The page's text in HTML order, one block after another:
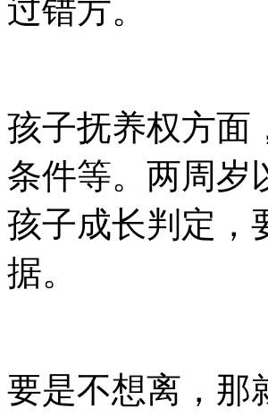
过错方。
孩子抚养权方面
条件等。两周岁
孩子成长判定，
据。
要是不想离，那